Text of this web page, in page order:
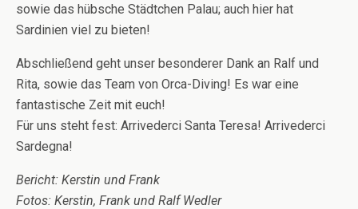
sowie das hübsche Städtchen Palau; auch hier hat
Sardinien viel zu bieten!
Abschließend geht unser besonderer Dank an Ralf und
Rita, sowie das Team von Orca-Diving! Es war eine
fantastische Zeit mit euch!
Für uns steht fest: Arrivederci Santa Teresa! Arrivederci
Sardegna!
Bericht: Kerstin und Frank
Fotos: Kerstin, Frank und Ralf Wedler